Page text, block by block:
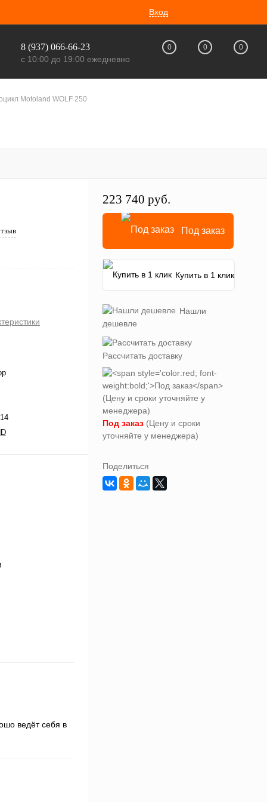
Вход
8 (937) 066-66-23
с 10:00 до 19:00 ежедневно
0 0 0
Motoland WOLF 250
ведёт себя в
223 740 руб.
Под заказ
Купить в 1 клик
Нашли
дешевле
Рассчитать доставку
Под заказ (Цену и сроки
уточняйте у менеджера)
Поделиться